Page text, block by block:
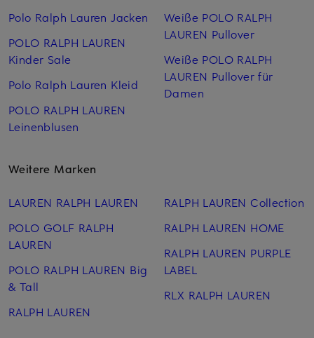
Polo Ralph Lauren Jacken
POLO RALPH LAUREN
Kinder Sale
Polo Ralph Lauren Kleid
POLO RALPH LAUREN
Leinen­blusen
Weiße POLO RALPH
LAUREN Pullover
Weiße POLO RALPH
LAUREN Pullover für
Damen
Weitere Marken
LAUREN RALPH LAUREN
POLO GOLF RALPH
LAUREN
POLO RALPH LAUREN Big
& Tall
RALPH LAUREN
RALPH LAUREN Collection
RALPH LAUREN HOME
RALPH LAUREN PURPLE
LABEL
RLX RALPH LAUREN